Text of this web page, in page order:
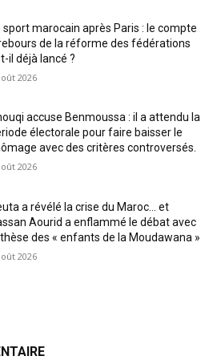
sport marocain après Paris : le compte
de la réforme des fédérations
il déjà lancé ?
2026
accuse Benmoussa : il a attendu la
électorale pour faire baisser le
avec des critères controversés.
2026
a révélé la crise du Maroc… et
Aourid a enflammé le débat avec
thèse des « enfants de la Moudawana »
2026